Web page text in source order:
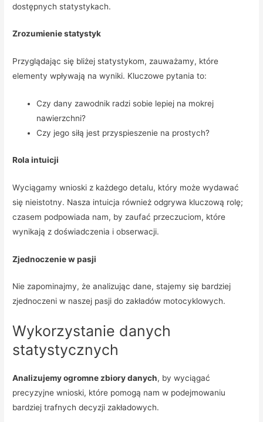
dostępnych statystykach.
Zrozumienie statystyk
Przyglądając się bliżej statystykom, zauważamy, które
elementy wpływają na wyniki. Kluczowe pytania to:
Czy dany zawodnik radzi sobie lepiej na mokrej
nawierzchni?
Czy jego siłą jest przyspieszenie na prostych?
Rola intuicji
Wyciągamy wnioski z każdego detalu, który może wydawać
się nieistotny. Nasza intuicja również odgrywa kluczową rolę;
czasem podpowiada nam, by zaufać przeczuciom, które
wynikają z doświadczenia i obserwacji.
Zjednoczenie w pasji
Nie zapominajmy, że analizując dane, stajemy się bardziej
zjednoczeni w naszej pasji do zakładów motocyklowych.
Wykorzystanie danych
statystycznych
Analizujemy ogromne zbiory danych, by wyciągać
precyzyjne wnioski, które pomogą nam w podejmowaniu
bardziej trafnych decyzji zakładowych.